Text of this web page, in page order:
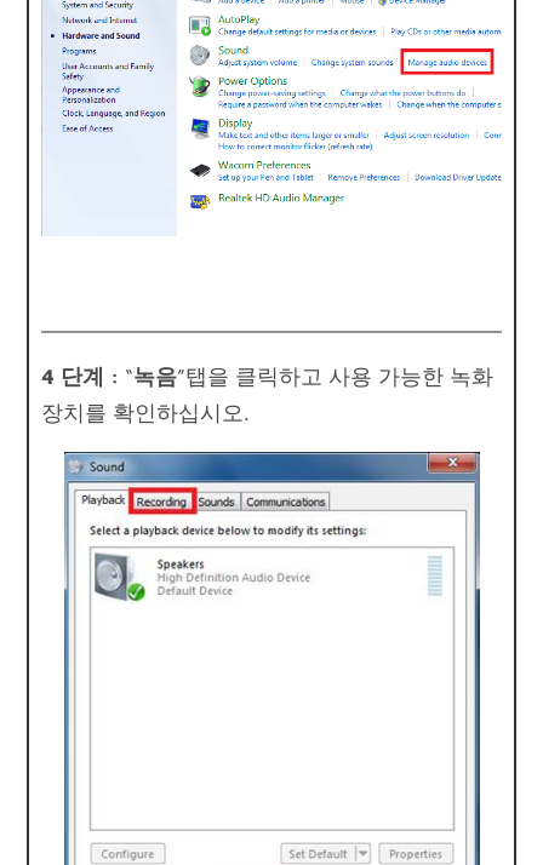
4 단계 : “녹음”탭을 클릭하고 사용 가능한 녹화
장치를 확인하십시오.